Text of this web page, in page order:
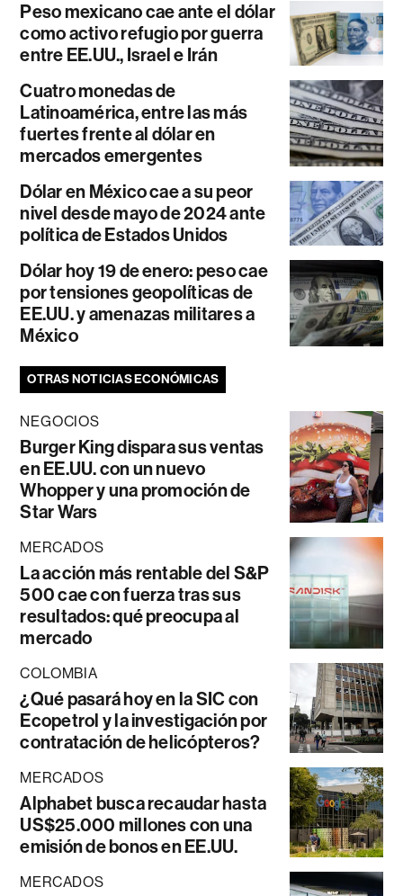
Peso mexicano cae ante el dólar
como activo refugio por guerra
entre EE.UU., Israel e Irán
Cuatro monedas de
Latinoamérica, entre las más
fuertes frente al dólar en
mercados emergentes
Dólar en México cae a su peor
nivel desde mayo de 2024 ante
política de Estados Unidos
Dólar hoy 19 de enero: peso cae
por tensiones geopolíticas de
EE.UU. y amenazas militares a
México
OTRAS NOTICIAS ECONÓMICAS
NEGOCIOS
Burger King dispara sus ventas
en EE.UU. con un nuevo
Whopper y una promoción de
Star Wars
MERCADOS
La acción más rentable del S&P
500 cae con fuerza tras sus
resultados: qué preocupa al
mercado
COLOMBIA
¿Qué pasará hoy en la SIC con
Ecopetrol y la investigación por
contratación de helicópteros?
MERCADOS
Alphabet busca recaudar hasta
US$25.000 millones con una
emisión de bonos en EE.UU.
MERCADOS